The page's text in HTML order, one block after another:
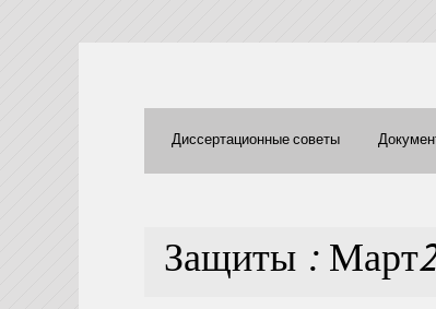
Диссертационные советы
Защиты :